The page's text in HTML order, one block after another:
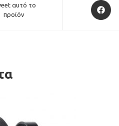
αυτό το
προϊόν
Opens
in